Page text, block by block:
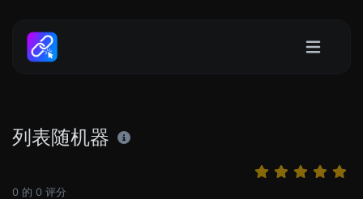
列表随机器
0 的 0 评分